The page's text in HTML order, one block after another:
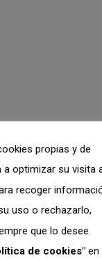
propias y de
optimizar su visita
recoger
uso o rechazarlo,
que lo desee.
de cookies"en